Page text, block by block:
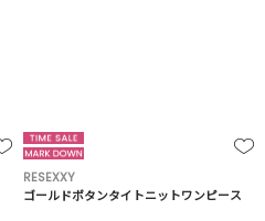
RESEXXY
ゴールドボタンタイトニットワンピース